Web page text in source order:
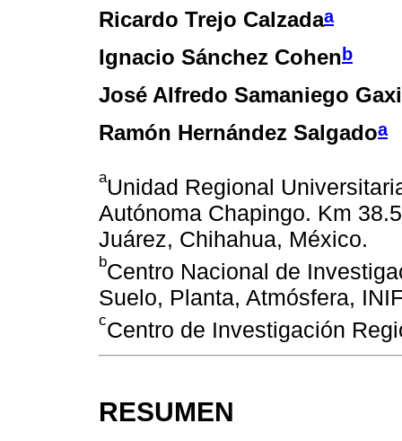
Ricardo Trejo Calzadaa
Ignacio Sánchez Cohen b
José Alfredo Samaniego
Ramón Hernández Salgadoa
aUnidad Regional
Autónoma Chapingo. Km
Juárez, Chihahua, México.
bCentro Nacional de
Suelo, Planta, Atmósfera,
cCentro de Investigación
RESUMEN